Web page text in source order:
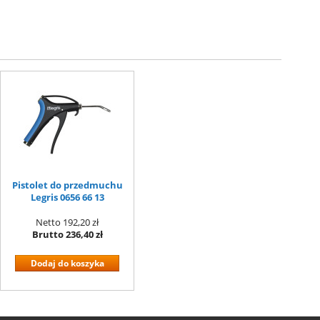
Pistolet do przedmuchu
Legris 0656 66 13
Netto 192,20 zł
Brutto236,40 zł
Dodaj do koszyka